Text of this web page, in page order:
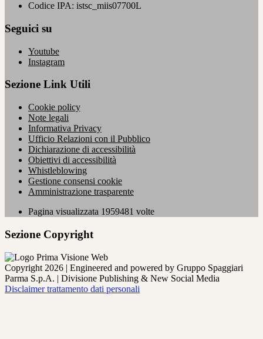
Codice IPA: istsc_miis07700L
Seguici su
Youtube
Instagram
Sezione Link Utili
Cookie policy
Note legali
Informativa Privacy
Ufficio Relazioni con il Pubblico
Dichiarazione di accessibilità
Obiettivi di accessibilità
Whistleblowing
Gestione consensi cookie
Amministrazione trasparente
Pagina visualizzata 1959481 volte
Sezione Copyright
Copyright 2026 | Engineered and powered by Gruppo Spaggiari
Parma S.p.A. | Divisione Publishing & New Social Media
Disclaimer trattamento dati personali